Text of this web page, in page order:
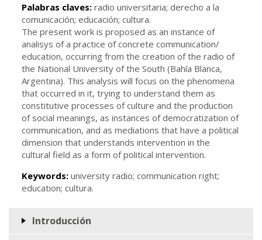
Palabras claves: radio universitaria; derecho a la
comunicación; educación; cultura.
The present work is proposed as an instance of
analisys of a practice of concrete communication/
education, occurring from the creation of the radio of
the National University of the South (Bahía Blanca,
Argentina). This analysis will focus on the phenomena
that occurred in it, trying to understand them as
constitutive processes of culture and the production
of social meanings, as instances of democratization of
communication, and as mediations that have a political
dimension that understands intervention in the
cultural field as a form of political intervention.
Keywords: university radio; communication right;
education; cultura.
Introducción